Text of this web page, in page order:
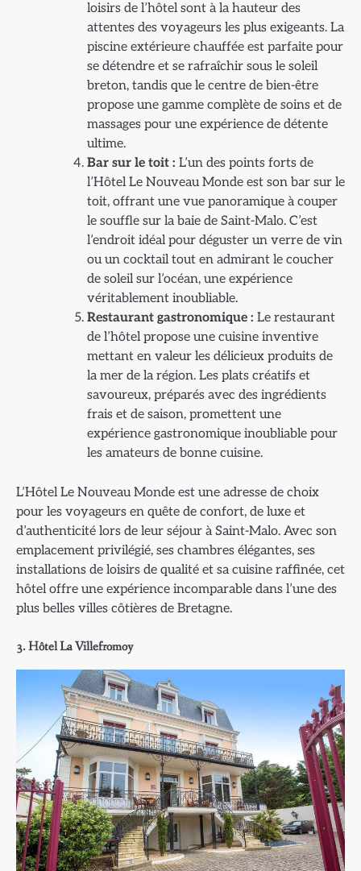
loisirs de l’hôtel sont à la hauteur des
attentes des voyageurs les plus exigeants. La
piscine extérieure chauffée est parfaite pour
se détendre et se rafraîchir sous le soleil
breton, tandis que le centre de bien-être
propose une gamme complète de soins et de
massages pour une expérience de détente
ultime.
Bar sur le toit : L’un des points forts de
l’Hôtel Le Nouveau Monde est son bar sur le
toit, offrant une vue panoramique à couper
le souffle sur la baie de Saint-Malo. C’est
l’endroit idéal pour déguster un verre de vin
ou un cocktail tout en admirant le coucher
de soleil sur l’océan, une expérience
véritablement inoubliable.
Restaurant gastronomique : Le restaurant
de l’hôtel propose une cuisine inventive
mettant en valeur les délicieux produits de
la mer de la région. Les plats créatifs et
savoureux, préparés avec des ingrédients
frais et de saison, promettent une
expérience gastronomique inoubliable pour
les amateurs de bonne cuisine.
L’Hôtel Le Nouveau Monde est une adresse de choix
pour les voyageurs en quête de confort, de luxe et
d’authenticité lors de leur séjour à Saint-Malo. Avec son
emplacement privilégié, ses chambres élégantes, ses
installations de loisirs de qualité et sa cuisine raffinée, cet
hôtel offre une expérience incomparable dans l’une des
plus belles villes côtières de Bretagne.
3. Hôtel La Villefromoy